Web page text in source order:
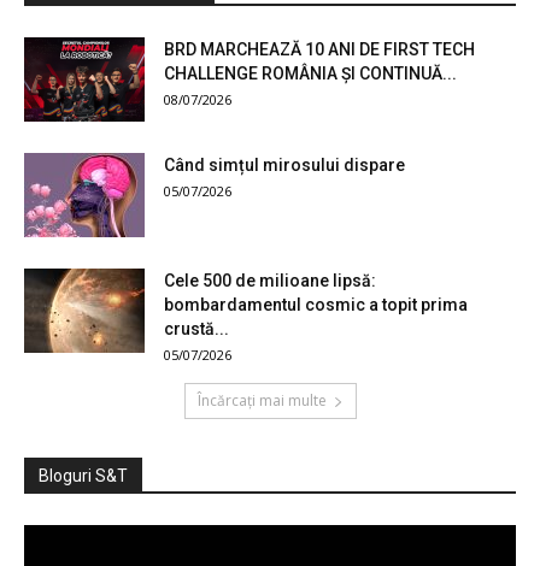
BRD MARCHEAZĂ 10 ANI DE FIRST TECH
CHALLENGE ROMÂNIA ȘI CONTINUĂ...
08/07/2026
Când simțul mirosului dispare
05/07/2026
Cele 500 de milioane lipsă:
bombardamentul cosmic a topit prima
crustă...
05/07/2026
Încărcați mai multe
Bloguri S&T